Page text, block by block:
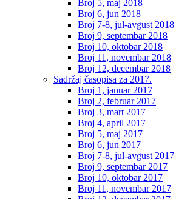
Broj 5, maj 2018
Broj 6, jun 2018
Broj 7-8, jul-avgust 2018
Broj 9, septembar 2018
Broj 10, oktobar 2018
Broj 11, novembar 2018
Broj 12, decembar 2018
Sadržaj časopisa za 2017.
Broj 1, januar 2017
Broj 2, februar 2017
Broj 3, mart 2017
Broj 4, april 2017
Broj 5, maj 2017
Broj 6, jun 2017
Broj 7-8, jul-avgust 2017
Broj 9, septembar 2017
Broj 10, oktobar 2017
Broj 11, novembar 2017